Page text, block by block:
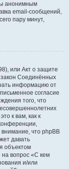
анонимным
email-сообщений,
пару минут,
или Акт о защите
закон Соединённых
информацию от
согласие
того, что
к вам, как к
что phpBB
давать
объектом
на вопрос «С кем
и/или